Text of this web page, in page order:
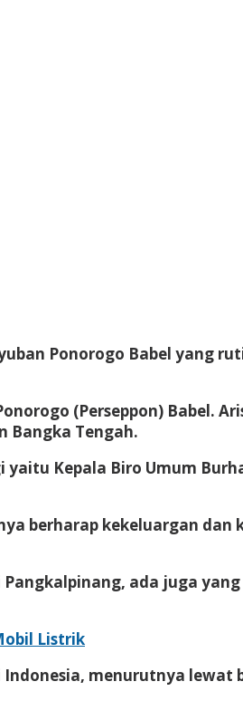
Ponorogo Babel yang
(Perseppon) Babel.
Bangka Tengah.
Kepala Biro Umum
berharap kekeluargan dan
ada juga
Listrik
menurutnya